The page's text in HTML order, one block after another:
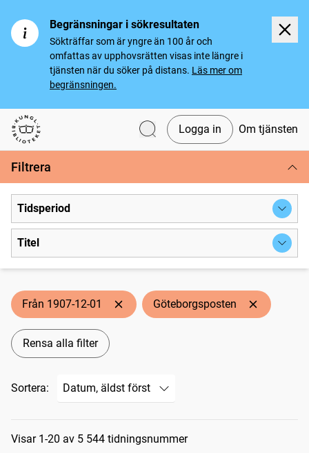
Begränsningar i sökresultaten
Sökträffar som är yngre än 100 år och
omfattas av upphovsrätten visas inte längre i
tjänsten när du söker på distans. Läs mer om
begränsningen.
Svenska tidningar
Logga in Om tjänsten
Filtrera
Tidsperiod
Titel
Från 1907-12-01 Göteborgsposten
Rensa alla filter
Sortera:
Sökresultat
Visar 1-20 av 5 544 tidningsnummer